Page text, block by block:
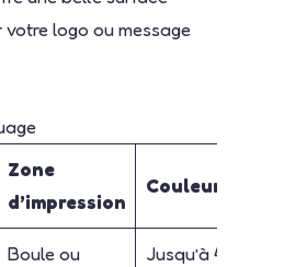
votre logo ou message
Zone
d’impression
Couleurs
Boule ou
Jusqu’à 4